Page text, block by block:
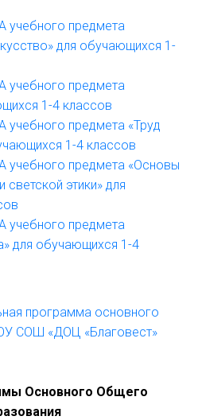
предмета
для обучающихся 1-
предмета
1-4 классов
предмета «Труд
1-4 классов
предмета «Основы
светской этики» для
предмета
для обучающихся 1-4
программа основного
СОШ «ДОЦ «Благовест»
Основного Общего